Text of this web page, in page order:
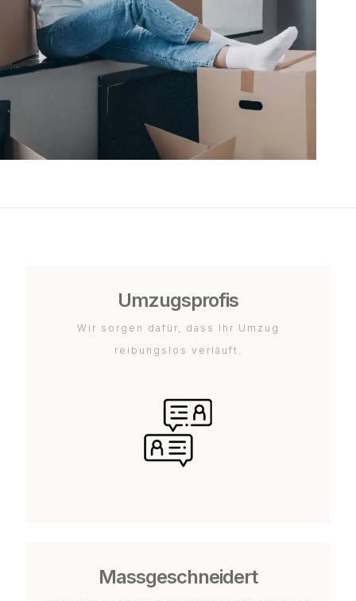
Umzugsprofis
Wir sorgen dafür, dass Ihr Umzug
reibungslos verläuft.
Massgeschneidert